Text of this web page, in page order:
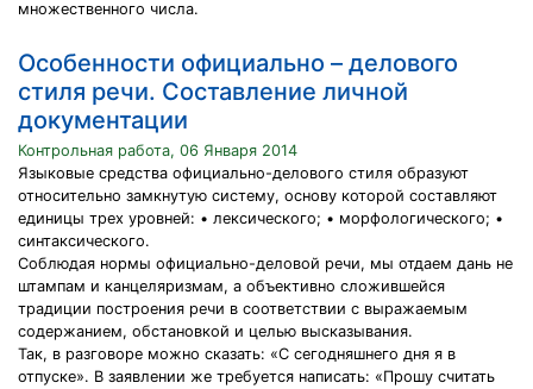
множественного числа.
Особенности официально – делового
стиля речи. Составление личной
документации
Контрольная работа, 06 Января 2014
Языковые средства официально-делового стиля образуют
относительно замкнутую систему, основу которой составляют
единицы трех уровней: • лексического; • морфологического; •
синтаксического.
Соблюдая нормы официально-деловой речи, мы отдаем дань не
штампам и канцеляризмам, а объективно сложившейся
традиции построения речи в соответствии с выражаемым
содержанием, обстановкой и целью высказывания.
Так, в разговоре можно сказать: «С сегодняшнего дня я в
отпуске». В заявлении же требуется написать: «Прошу считать